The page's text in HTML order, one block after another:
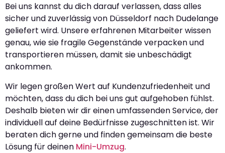
Bei uns kannst du dich darauf verlassen, dass alles
sicher und zuverlässig von Düsseldorf nach Dudelange
geliefert wird. Unsere erfahrenen Mitarbeiter wissen
genau, wie sie fragile Gegenstände verpacken und
transportieren müssen, damit sie unbeschädigt
ankommen.
Wir legen großen Wert auf Kundenzufriedenheit und
möchten, dass du dich bei uns gut aufgehoben fühlst.
Deshalb bieten wir dir einen umfassenden Service, der
individuell auf deine Bedürfnisse zugeschnitten ist. Wir
beraten dich gerne und finden gemeinsam die beste
Lösung für deinen Mini-Umzug.